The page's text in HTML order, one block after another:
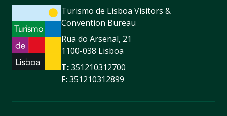
Turismo de Lisboa Visitors &
Convention Bureau
Rua do Arsenal, 21
1100-038 Lisboa
T:351210312700
F:351210312899